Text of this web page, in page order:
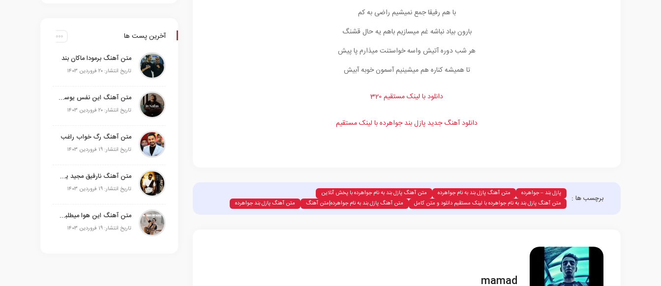
با هم رفیقا جمع نمیشیم راضی به کم
بارون بیاد نباشه غم میسازیم باهم یه حال قشنگ
هر شب دوره آتیش واسه خواستنت میذارم پا پیش
تا همیشه کناره هم میشینیم آسمون خوبه آبیش
دانلود با لینک مستقیم 320
دانلود آهنگ جدید پازل بند جواهرده با لینک مستقیم
برچسب ها : پازل بند – جواهرده متن آهنگ پازل بند به نام جواهرده
متن آهنگ پازل بند به نام جواهرده با پخش آنلاین
متن آهنگ پازل بند به نام جواهرده با لینک مستقیم دانلود و متن کامل
متن آهنگ پازل بند به نام جواهرده|متن آهنگ متن آهنگ پازل بند جواهرده
mamad
آخرین پست ها
متن آهنگ برمودا ماکان بند
تاریخ انتشار: ۲۰ فروردین ۱۴۰۳
متن آهنگ این نفس یوسف زمانی
تاریخ انتشار: ۲۰ فروردین ۱۴۰۳
متن آهنگ رگ خواب راغب
تاریخ انتشار: ۱۹ فروردین ۱۴۰۳
متن آهنگ نارفیق مجید یحیایی
تاریخ انتشار: ۱۹ فروردین ۱۴۰۳
متن آهنگ این هوا میطلبه علی عبدالمالکی
تاریخ انتشار: ۱۹ فروردین ۱۴۰۳